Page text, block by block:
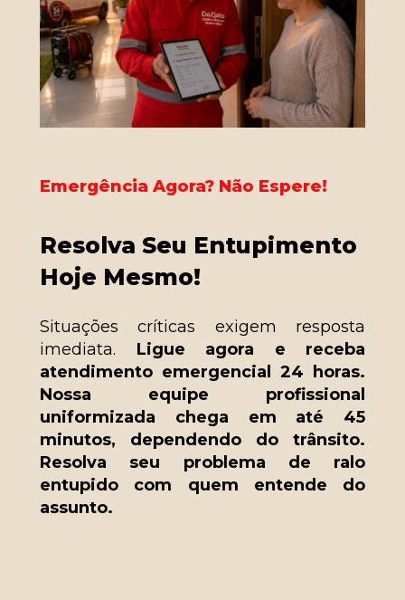
Emergência Agora? Não Espere!
Resolva Seu Entupimento
Hoje Mesmo!
Situações críticas exigem resposta
imediata. Ligue agora e receba
atendimento emergencial 24 horas.
Nossa equipe profissional
uniformizada chega em até 45
minutos, dependendo do trânsito.
Resolva seu problema de ralo
entupido com quem entende do
assunto.